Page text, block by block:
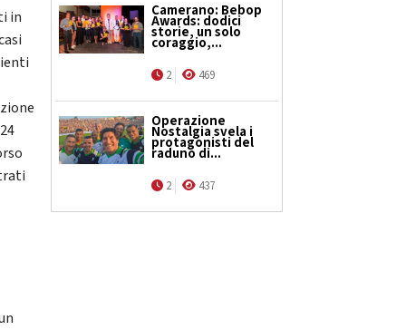
in
Camerano: Bebop
Awards: dodici
storie, un solo
coraggio,...
2 469
Operazione
Nostalgia svela i
protagonisti del
raduno di...
2 437